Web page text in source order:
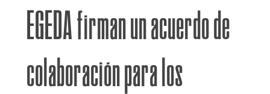
EGEDA firman un acuerdo de
colaboración para los